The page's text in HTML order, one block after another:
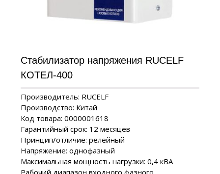
Стабилизатор напряжения RUCELF
КОТЕЛ-400
Производитель: RUCELF
Производство: Китай
Код товара: 0000001618
Гарантийный срок: 12 месяцев
Принцип/отличие: релейный
Напряжение: однофазный
Максимальная мощность нагрузки: 0,4 кВA
Рабочий диапазон входного фазного